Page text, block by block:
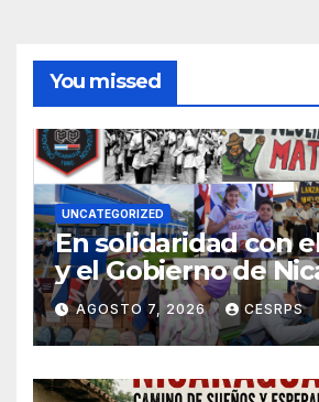
You missed
UNCATEGORIZED
En solidaridad con
y el Gobierno de
En defensa de su
de su modelo de
participa
AGOSTO 7, 2026 CESRPS